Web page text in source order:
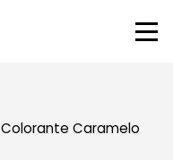
Colorante Caramelo